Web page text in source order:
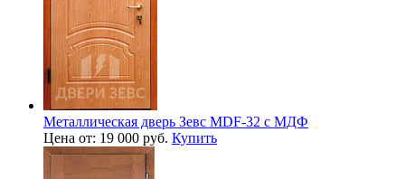
Металлическая дверь Зевс MDF-32 с МДФ
Цена от: 19 000 руб. Купить